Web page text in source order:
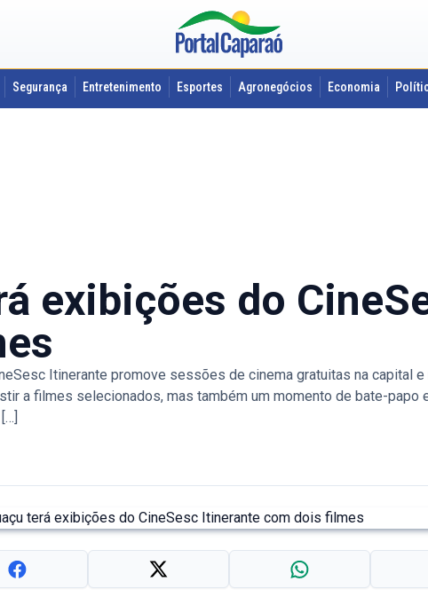
Segurança Entretenimento Esportes Agronegócios Economia
exibições do
Itinerante promove sessões de cinema gratuitas na capital
a filmes selecionados, mas também um momento de bate-papo